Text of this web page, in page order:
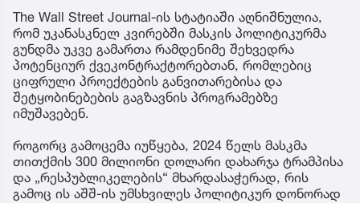
The Wall Street Journal-ის სტატიაში აღნიშნულია,
რომ უკანასკნელ კვირებში მასკის პოლიტიკურმა
გუნდმა უკვე გამართა რამდენიმე შეხვედრა
პოტენციურ ქვეკონტრაქტორებთან, რომლებიც
ციფრული პროექტების განვითარებისა და
შეტყობინებების გაგზავნის პროგრამებზე
იმუშავებენ.
როგორც გამოცემა იუწყება, 2024 წელს მასკმა
თითქმის 300 მილიონი დოლარი დახარჯა ტრამპისა
და „რესპუბლიკელების“ მხარდასაჭერად, რის
გამოც ის აშშ-ის უმსხვილეს პოლიტიკურ დონორად